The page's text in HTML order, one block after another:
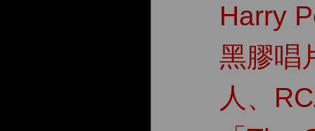
Harry
黑膠唱
人、